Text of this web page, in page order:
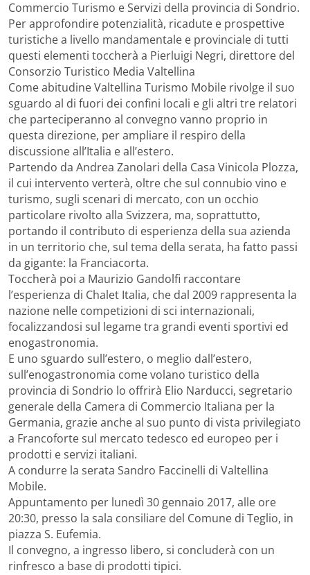
Commercio Turismo e Servizi della provincia di Sondrio.
Per approfondire potenzialità, ricadute e prospettive
turistiche a livello mandamentale e provinciale di tutti
questi elementi toccherà a Pierluigi Negri, direttore del
Consorzio Turistico Media Valtellina
Come abitudine Valtellina Turismo Mobile rivolge il suo
sguardo al di fuori dei confini locali e gli altri tre relatori
che parteciperanno al convegno vanno proprio in
questa direzione, per ampliare il respiro della
discussione all’Italia e all’estero.
Partendo da Andrea Zanolari della Casa Vinicola Plozza,
il cui intervento verterà, oltre che sul connubio vino e
turismo, sugli scenari di mercato, con un occhio
particolare rivolto alla Svizzera, ma, soprattutto,
portando il contributo di esperienza della sua azienda
in un territorio che, sul tema della serata, ha fatto passi
da gigante: la Franciacorta.
Toccherà poi a Maurizio Gandolfi raccontare
l’esperienza di Chalet Italia, che dal 2009 rappresenta la
nazione nelle competizioni di sci internazionali,
focalizzandosi sul legame tra grandi eventi sportivi ed
enogastronomia.
E uno sguardo sull’estero, o meglio dall’estero,
sull’enogastronomia come volano turistico della
provincia di Sondrio lo offrirà Elio Narducci, segretario
generale della Camera di Commercio Italiana per la
Germania, grazie anche al suo punto di vista privilegiato
a Francoforte sul mercato tedesco ed europeo per i
prodotti e servizi italiani.
A condurre la serata Sandro Faccinelli di Valtellina
Mobile.
Appuntamento per lunedì 30 gennaio 2017, alle ore
20:30, presso la sala consiliare del Comune di Teglio, in
piazza S. Eufemia.
Il convegno, a ingresso libero, si concluderà con un
rinfresco a base di prodotti tipici.